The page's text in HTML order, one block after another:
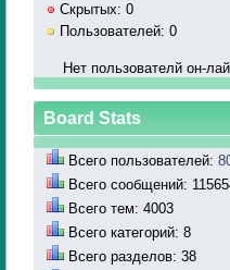
Скрытых: 0
Пользователей: 0
Нет пользователй он-
Board Stats
Всего пользователей:
Всего сообщений:
Всего тем: 4003
Всего категорий: 8
Всего разделов: 38